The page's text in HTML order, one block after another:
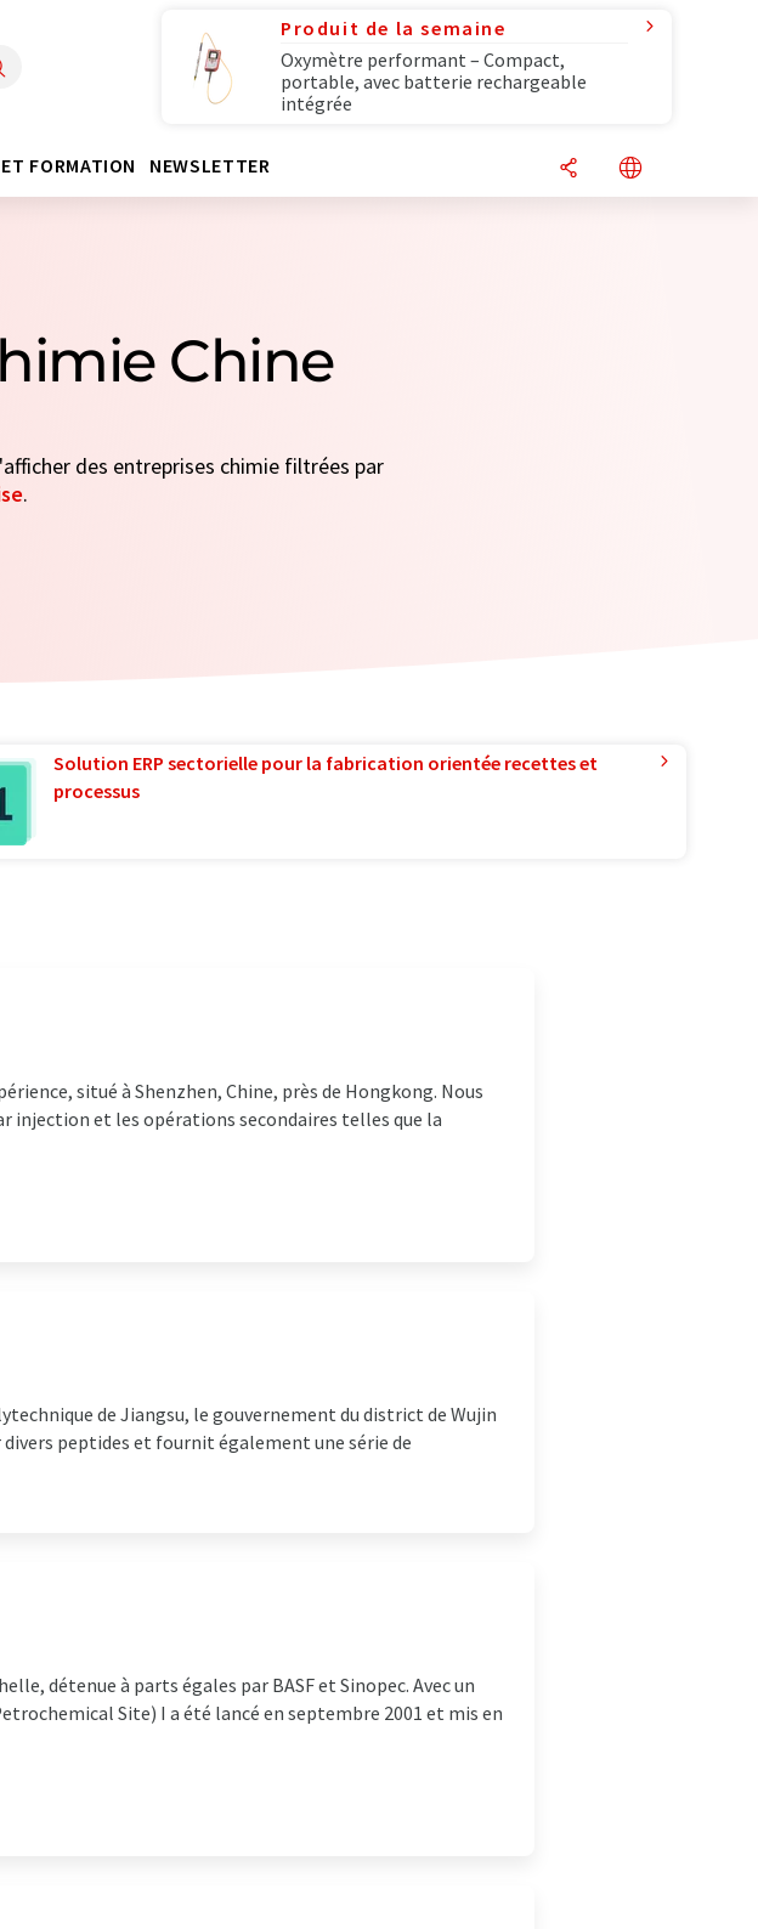
Produit de la semaine
Oxymètre performant – Compact,
portable, avec batterie rechargeable
intégrée
FORMATION NEWSLETTER
Chine
des entreprises chimie filtrées par
.
Solution ERP sectorielle pour la fabrication orientée recettes et
processus
situé à Shenzhen, Chine, près de Hongkong. Nous
injection et les opérations secondaires telles que la
de Jiangsu, le gouvernement du district de Wujin
peptides et fournit également une série de
détenue à parts égales par BASF et Sinopec. Avec un
Site) I a été lancé en septembre 2001 et mis en